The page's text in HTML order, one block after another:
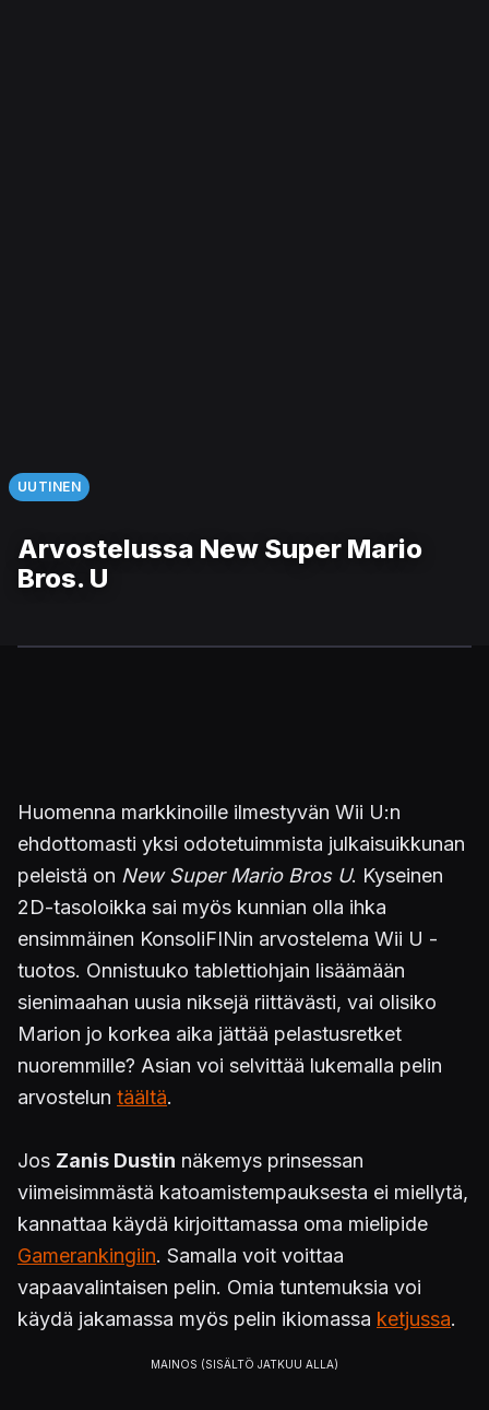
UUTINEN
Arvostelussa New Super Mario
Bros. U
Huomenna markkinoille ilmestyvän Wii U:n
ehdottomasti yksi odotetuimmista julkaisuikkunan
peleistä on New Super Mario Bros U. Kyseinen
2D-tasoloikka sai myös kunnian olla ihka
ensimmäinen KonsoliFINin arvostelema Wii U -
tuotos. Onnistuuko tablettiohjain lisäämään
sienimaahan uusia niksejä riittävästi, vai olisiko
Marion jo korkea aika jättää pelastusretket
nuoremmille? Asian voi selvittää lukemalla pelin
arvostelun täältä.
Jos Zanis Dustin näkemys prinsessan
viimeisimmästä katoamistempauksesta ei miellytä,
kannattaa käydä kirjoittamassa oma mielipide
Gamerankingiin. Samalla voit voittaa
vapaavalintaisen pelin. Omia tuntemuksia voi
käydä jakamassa myös pelin ikiomassa ketjussa.